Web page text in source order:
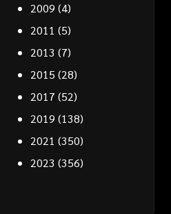
2009 (4)
2011 (5)
2013 (7)
2015 (28)
2017 (52)
2019 (138)
2021 (350)
2023 (356)